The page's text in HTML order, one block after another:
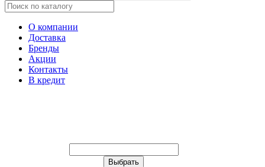
О компании
Доставка
Бренды
Акции
Контакты
В кредит